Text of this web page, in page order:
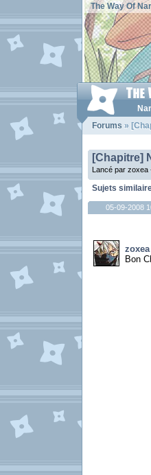
The Way Of
Forums »
[Chapitre]
Lancé par zoxea
Sujets
05-09-2008
zoxea
Bon